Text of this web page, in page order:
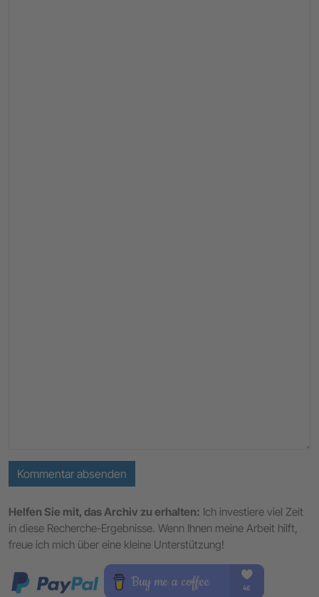
Kommentar absenden
Helfen Sie mit, das Archiv zu erhalten: Ich investiere viel Zeit
in diese Recherche-Ergebnisse. Wenn Ihnen meine Arbeit hilft,
freue ich mich über eine kleine Unterstützung!